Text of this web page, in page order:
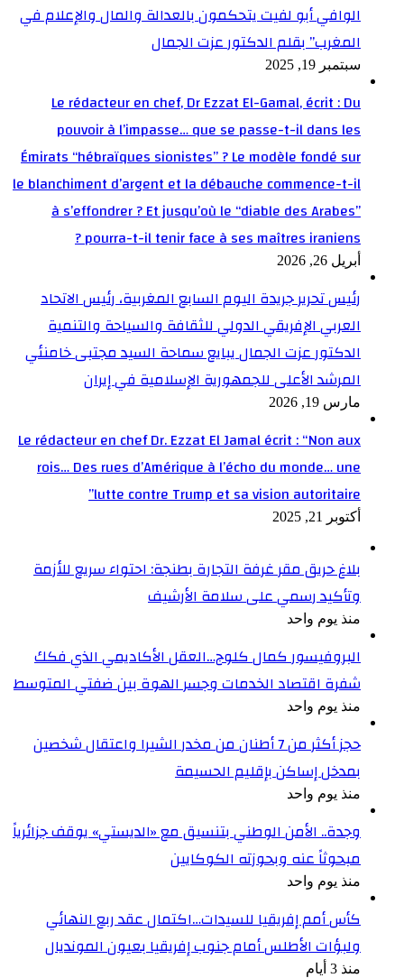
الوافي أبو لفيت يتحكمون بالعدالة والمال والإعلام في
المغرب” بقلم الدكتور عزت الجمال
سبتمبر 19, 2025
Le rédacteur en chef, Dr Ezzat El-Gamal, écrit : Du
pouvoir à l’impasse… que se passe-t-il dans les
Émirats “hébraïques sionistes” ? Le modèle fondé sur
le blanchiment d’argent et la débauche commence-t-il
à s’effondrer ? Et jusqu’où le “diable des Arabes”
pourra-t-il tenir face à ses maîtres iraniens ?
أبريل 26, 2026
رئيس تحرير جريدة اليوم السابع المغربية، رئيس الاتحاد
العربي الإفريقي الدولي للثقافة والسياحة والتنمية
الدكتور عزت الجمال يبايع سماحة السيد مجتبى خامنئي
المرشد الأعلى للجمهورية الإسلامية في إيران
مارس 19, 2026
Le rédacteur en chef Dr. Ezzat El Jamal écrit : “Non aux
rois… Des rues d’Amérique à l’écho du monde… une
lutte contre Trump et sa vision autoritaire”
أكتوبر 21, 2025
بلاغ حريق مقر غرفة التجارة بطنجة: احتواء سريع للأزمة
وتأكيد رسمي على سلامة الأرشيف
منذ يوم واحد
البروفيسور كمال كلوج…العقل الأكاديمي الذي فكك
شفرة اقتصاد الخدمات وجسر الهوة بين ضفتي المتوسط
منذ يوم واحد
حجز أكثر من 7 أطنان من مخدر الشيرا واعتقال شخصين
بمدخل إساكن بإقليم الحسيمة
منذ يوم واحد
وجدة.. الأمن الوطني بتنسيق مع «الديستي» يوقف جزائرياً
مبحوثاً عنه وبحوزته الكوكايين
منذ يوم واحد
كأس أمم إفريقيا للسيدات…اكتمال عقد ربع النهائي
ولبؤات الأطلس أمام جنوب إفريقيا بعيون المونديال
منذ 3 أيام